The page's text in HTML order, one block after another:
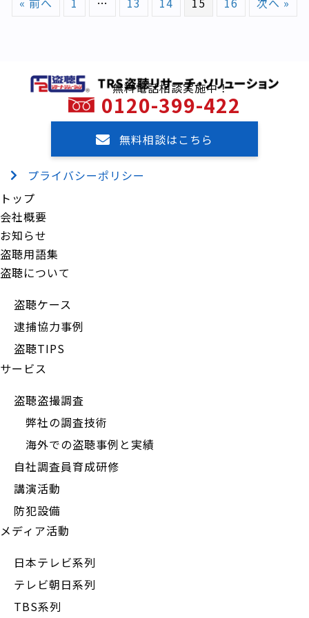
無料電話相談実施中！
0120-399-422
無料相談はこちら
プライバシーポリシー
トップ
会社概要
お知らせ
盗聴用語集
盗聴について
盗聴ケース
逮捕協力事例
盗聴TIPS
サービス
盗聴盗撮調査
弊社の調査技術
海外での盗聴事例と実績
自社調査員育成研修
講演活動
防犯設備
メディア活動
日本テレビ系列
テレビ朝日系列
TBS系列